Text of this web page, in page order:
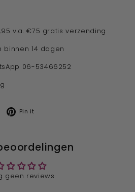
v.a. €75 gratis verzending
14 dagen
06-53466252
Tweet Pin it
geen reviews